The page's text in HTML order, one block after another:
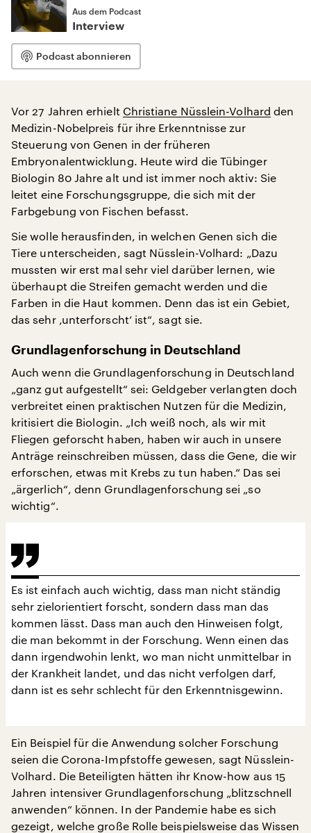
Aus dem Podcast
Interview
Podcast abonnieren
Vor 27 Jahren erhielt Christiane Nüsslein-Volhard den
Medizin-Nobelpreis für ihre Erkenntnisse zur
Steuerung von Genen in der früheren
Embryonalentwicklung. Heute wird die Tübinger
Biologin 80 Jahre alt und ist immer noch aktiv: Sie
leitet eine Forschungsgruppe, die sich mit der
Farbgebung von Fischen befasst.
Sie wolle herausfinden, in welchen Genen sich die
Tiere unterscheiden, sagt Nüsslein-Volhard: „Dazu
mussten wir erst mal sehr viel darüber lernen, wie
überhaupt die Streifen gemacht werden und die
Farben in die Haut kommen. Denn das ist ein Gebiet,
das sehr ‚unterforscht‘ ist“, sagt sie.
Grundlagenforschung in Deutschland
Auch wenn die Grundlagenforschung in Deutschland
„ganz gut aufgestellt“ sei: Geldgeber verlangten doch
verbreitet einen praktischen Nutzen für die Medizin,
kritisiert die Biologin. „Ich weiß noch, als wir mit
Fliegen geforscht haben, haben wir auch in unsere
Anträge reinschreiben müssen, dass die Gene, die wir
erforschen, etwas mit Krebs zu tun haben.“ Das sei
„ärgerlich“, denn Grundlagenforschung sei „so
wichtig“.
Es ist einfach auch wichtig, dass man nicht ständig
sehr zielorientiert forscht, sondern dass man das
kommen lässt. Dass man auch den Hinweisen folgt,
die man bekommt in der Forschung. Wenn einen das
dann irgendwohin lenkt, wo man nicht unmittelbar in
der Krankheit landet, und das nicht verfolgen darf,
dann ist es sehr schlecht für den Erkenntnisgewinn.
Ein Beispiel für die Anwendung solcher Forschung
seien die Corona-Impfstoffe gewesen, sagt Nüsslein-
Volhard. Die Beteiligten hätten ihr Know-how aus 15
Jahren intensiver Grundlagenforschung „blitzschnell
anwenden“ können. In der Pandemie habe es sich
gezeigt, welche große Rolle beispielsweise das Wissen